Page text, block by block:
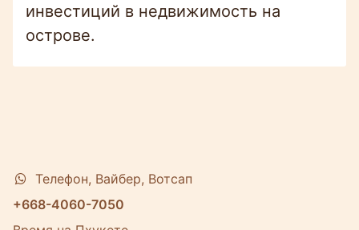
инвестиций в недвижимость на
острове.
Телефон, Вайбер, Вотсап
+668-4060-7050